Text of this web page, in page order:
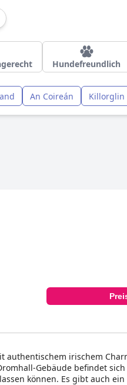
Hundefreundlich
An Coireán Killorglin
irischem
Gebäude befindet sich
können. Es gibt auch